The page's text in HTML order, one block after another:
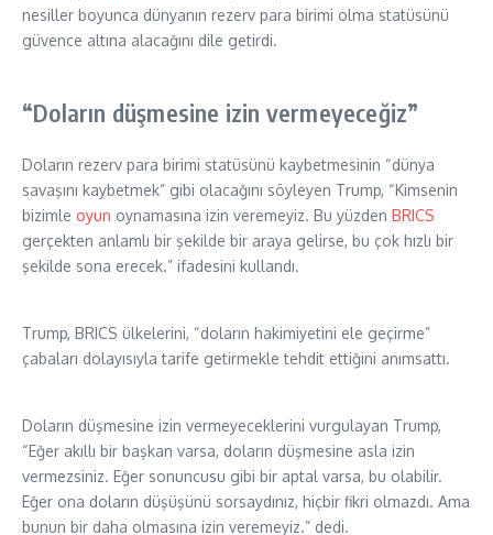
nesiller boyunca dünyanın rezerv para birimi olma statüsünü
güvence altına alacağını dile getirdi.
“Doların düşmesine izin vermeyeceğiz”
Doların rezerv para birimi statüsünü kaybetmesinin “dünya
savaşını kaybetmek” gibi olacağını söyleyen Trump, “Kimsenin
bizimle oyun oynamasına izin veremeyiz. Bu yüzden BRICS
gerçekten anlamlı bir şekilde bir araya gelirse, bu çok hızlı bir
şekilde sona erecek.” ifadesini kullandı.
Trump, BRICS ülkelerini, “doların hakimiyetini ele geçirme”
çabaları dolayısıyla tarife getirmekle tehdit ettiğini anımsattı.
Doların düşmesine izin vermeyeceklerini vurgulayan Trump,
“Eğer akıllı bir başkan varsa, doların düşmesine asla izin
vermezsiniz. Eğer sonuncusu gibi bir aptal varsa, bu olabilir.
Eğer ona doların düşüşünü sorsaydınız, hiçbir fikri olmazdı. Ama
bunun bir daha olmasına izin veremeyiz.” dedi.